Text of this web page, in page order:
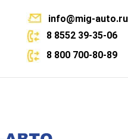
info@mig-auto.ru
8 8552 39-35-06
8 800 700-80-89